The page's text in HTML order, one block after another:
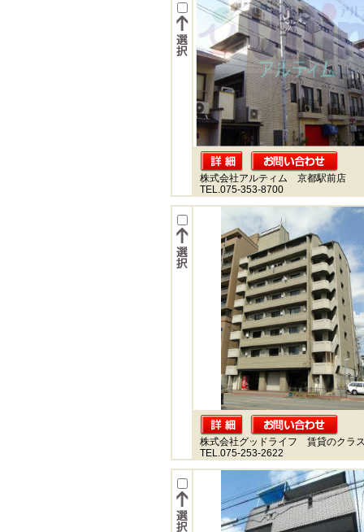
株式会社アルティム 京都駅前店
TEL.075-353-8700
株式会社グッドライフ 賃貸のクラ
TEL.075-253-2622